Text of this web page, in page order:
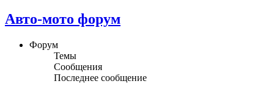
Авто-мото форум
Форум
Темы
Сообщения
Последнее сообщение